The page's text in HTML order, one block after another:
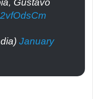
Gustavo
January